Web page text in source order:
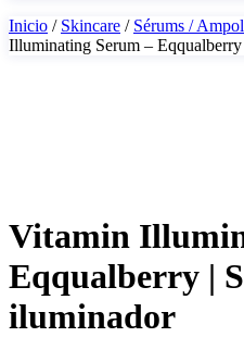
Inicio / Skincare / Sérums /
Illuminating Serum –
Vitamin
Eqqualberry |
iluminador